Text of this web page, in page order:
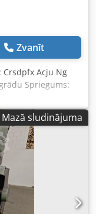
Zvanīt
Acju Ng
Spriegums:
platība apm.:
mm x platums:
Kreisajā pusē
aprīkots ar
Iekārta
ar
Mazā sludinājuma